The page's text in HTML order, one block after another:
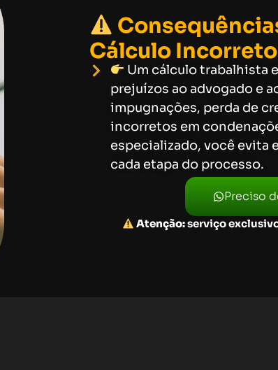
Cálculo Incorreto
Um cálculo trabalhista
prejuízos ao advogado e
impugnações, perda de
incorretos em
especializado, você evita
cada etapa do processo.
Preciso
Atenção:serviço